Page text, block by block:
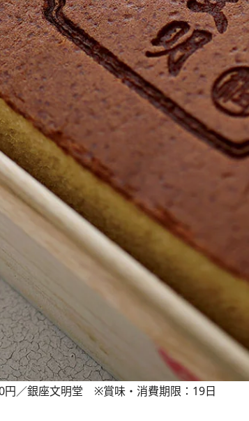
円／銀座文明堂 ※賞味・消費期限：19日